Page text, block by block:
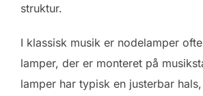
struktur.
I klassisk musik er nodelamper
lamper, der er monteret på
lamper har typisk en justerbar